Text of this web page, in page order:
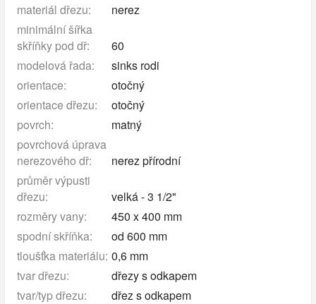
materiál dřezu:
nerez
minimální šířka
skříňky pod dř:
60
modelová řada:
sinks rodi
orientace:
otočný
orientace dřezu:
otočný
povrch:
matný
povrchová úprava
nerezového dř:
nerez přírodní
průměr výpusti
dřezu:
velká - 3 1/2"
rozměry vany:
450 x 400 mm
spodní skříňka:
od 600 mm
tloušťka materiálu: 0,6 mm
tvar dřezu:
dřezy s odkapem
tvar/typ dřezu:
dřez s odkapem